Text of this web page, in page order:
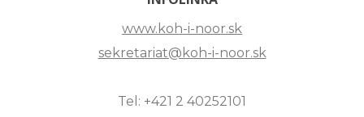
www.koh-i-noor.sk
sekretariat@koh-i-noor.sk
Tel: +421 2 40252101